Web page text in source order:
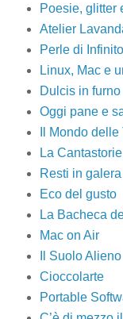
Poesie, glitter
Atelier
Perle di Infinito
Linux, Mac e
Dulcis in furno
Oggi pane e
Il Mondo
La Cantastorie
Resti in
Eco del gusto
La Bacheca
Mac on Air
Il Suolo Alieno
Cioccolarte
Portable